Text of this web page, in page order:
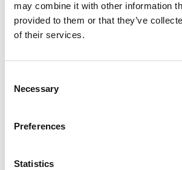
may combine it with other information
provided to them or that they’ve
of their services.
Selection
Necessary
Preferences
Statistics